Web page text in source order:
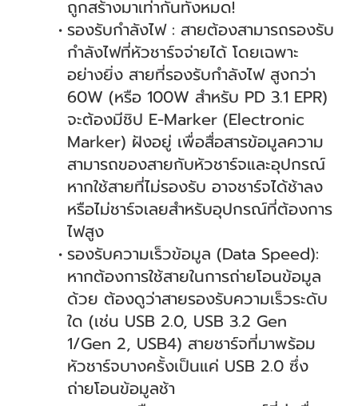
ถูกสร้างมาเท่ากันทั้งหมด!
รองรับกำลังไฟ : สายต้องสามารถรองรับ
กำลังไฟที่หัวชาร์จจ่ายได้ โดยเฉพาะ
อย่างยิ่ง สายที่รองรับกำลังไฟ สูงกว่า
60W (หรือ 100W สำหรับ PD 3.1 EPR)
จะต้องมีชิป E-Marker (Electronic
Marker) ฝังอยู่ เพื่อสื่อสารข้อมูลความ
สามารถของสายกับหัวชาร์จและอุปกรณ์
หากใช้สายที่ไม่รองรับ อาจชาร์จได้ช้าลง
หรือไม่ชาร์จเลยสำหรับอุปกรณ์ที่ต้องการ
ไฟสูง
รองรับความเร็วข้อมูล (Data Speed):
หากต้องการใช้สายในการถ่ายโอนข้อมูล
ด้วย ต้องดูว่าสายรองรับความเร็วระดับ
ใด (เช่น USB 2.0, USB 3.2 Gen
1/Gen 2, USB4) สายชาร์จที่มาพร้อม
หัวชาร์จบางครั้งเป็นแค่ USB 2.0 ซึ่ง
ถ่ายโอนข้อมูลช้า